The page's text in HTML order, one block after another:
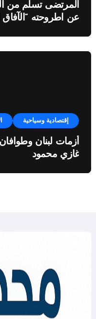
المرتضى تسلم من
عن اطروحته “الآفاق
إقتصادية وسياحية
أزمات لبنان
غازي محمود